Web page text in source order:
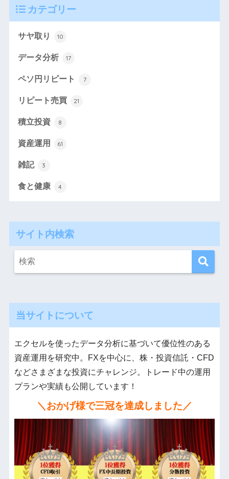
カテゴリー
サヤ取り 10
データ分析 17
ペソ円リピート 7
リピート売買 21
積立投資 8
資産運用 61
雑記 3
食と健康 4
サイト内検索
当サイトについて
エクセルを使ったデータ分析に基づいて優位性のある
資産運用を研究中。FXを中心に、株・投資信託・CFD
などさまざまな投資にチャレンジ。トレード中の運用
プランや実績も公開しています！
＼おかげ様で三冠を達成しました／